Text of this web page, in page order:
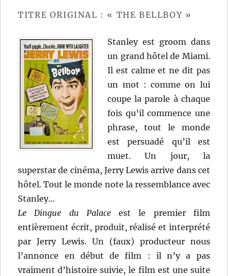
TITRE ORIGINAL : « THE BELLBOY »
Stanley est groom dans
un grand hôtel de Miami.
Il est calme et ne dit pas
un mot : comme on lui
coupe la parole à chaque
fois qu’il commence une
phrase, tout le monde
est persuadé qu’il est
muet. Un jour, la
superstar de cinéma, Jerry Lewis arrive dans cet
hôtel. Tout le monde note la ressemblance avec
Stanley…
Le Dingue du Palaceest le premier film
entièrement écrit, produit, réalisé et interprété
par Jerry Lewis. Un (faux) producteur nous
l’annonce en début de film : il n’y a pas
vraiment d’histoire suivie, le film est une suite